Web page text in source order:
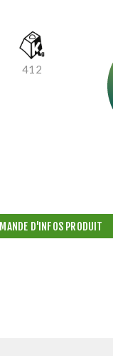
412
D'INFOS PRODUIT